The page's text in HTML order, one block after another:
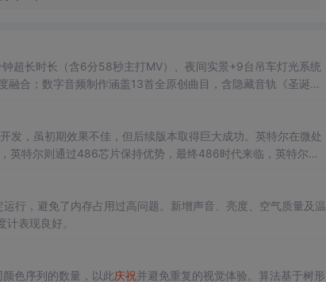
超长时长（含6分58秒主打MV）、夜间实景+9台吊车灯光系统
合；数字音频制作涵盖13首全原创曲目，含隐藏音轨《圣诞
发，虽初期效果不佳，但后续版本取得巨大成功。英特尔在微处
英特尔则通过486芯片保持优势，最终486时代来临，英特尔登
行，避免了内存占用过高问题。新增声音、亮度、空气质量及温
表现良好。
颜色序列的数量，以此庆祝并避免重复的视觉体验。算法基于树形